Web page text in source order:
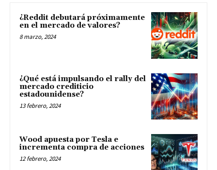
¿Reddit debutará próximamente
en el mercado de valores?
8 marzo, 2024
¿Qué está impulsando el rally del
mercado crediticio
estadounidense?
13 febrero, 2024
Wood apuesta por Tesla e
incrementa compra de acciones
12 febrero, 2024